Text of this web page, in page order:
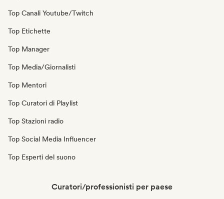
Top Canali Youtube/Twitch
Top Etichette
Top Manager
Top Media/Giornalisti
Top Mentori
Top Curatori di Playlist
Top Stazioni radio
Top Social Media Influencer
Top Esperti del suono
Curatori/professionisti per paese